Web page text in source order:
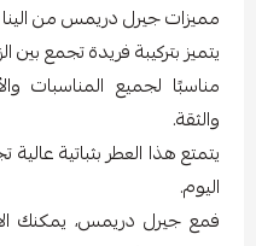
مميزات جيرل دريمس من
يتميز بتركيبة فريدة تجمع بين
مناسبًا لجميع المناسبات
والثقة.
يتمتع هذا العطر بثباتية
اليوم.
فمع جيرل دريمس، يمكنك